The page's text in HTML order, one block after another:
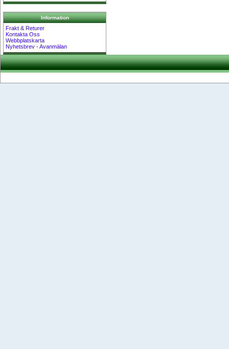
Information
Frakt & Returer
Kontakta Oss
Webbplatskarta
Nyhetsbrev - Avanmälan